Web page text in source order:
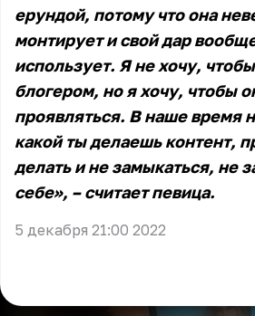
ерундой, потому что она
монтирует и свой дар
использует. Я не хочу,
блогером, но я хочу, чтобы
проявляться. В наше время
какой ты делаешь контент,
делать и не замыкаться, не
себе», – считает певица.
5 декабря 21:00 2022